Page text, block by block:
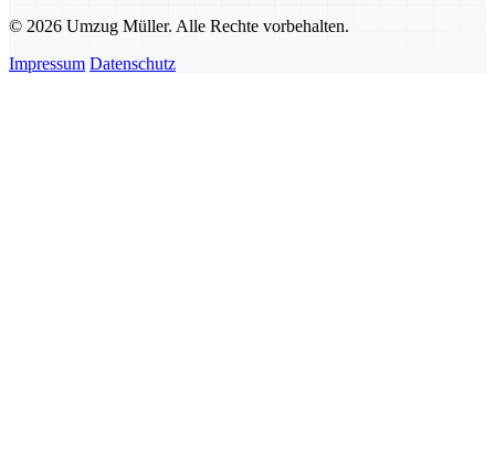
© 2026 Umzug Müller. Alle Rechte vorbehalten.
Impressum Datenschutz